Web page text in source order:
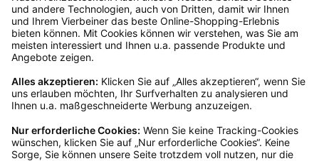
Kundenservice
Mo – Fr 9 – 17 Uhr, Sa 9 – 13 Uhr
Ruf uns an